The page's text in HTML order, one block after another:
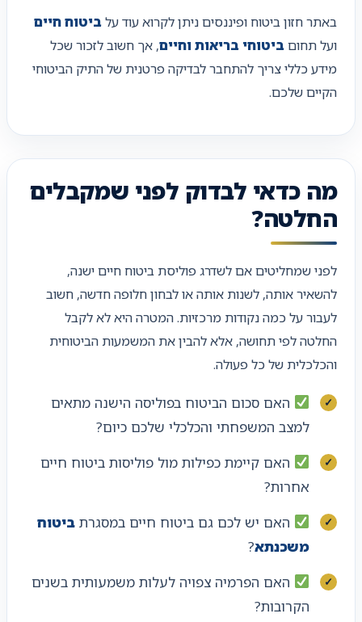
באתר חזון ביטוח ופיננסים ניתן לקרוא עוד עלביטוח חיים
ועל תחוםביטוחי בריאות וחיים, אך חשוב לזכור שכל
מידע כללי צריך להתחבר לבדיקה פרטנית של התיק הביטוחי
הקיים שלכם.
מה כדאי לבדוק לפני שמקבלים
החלטה?
לפני שמחליטים אם לשדרג פוליסת ביטוח חיים ישנה,
להשאיר אותה, לשנות אותה או לבחון חלופה חדשה, חשוב
לעבור על כמה נקודות מרכזיות. המטרה היא לא לקבל
החלטה לפי תחושה, אלא להבין את המשמעות הביטוחית
והכלכלית של כל פעולה.
האם סכום הביטוח בפוליסה הישנה מתאים
למצב המשפחתי והכלכלי שלכם כיום?
האם קיימת כפילות מול פוליסות ביטוח חיים
אחרות?
האם יש לכם גם ביטוח חיים במסגרתביטוח
משכנתא?
האם הפרמיה צפויה לעלות משמעותית בשנים
הקרובות?